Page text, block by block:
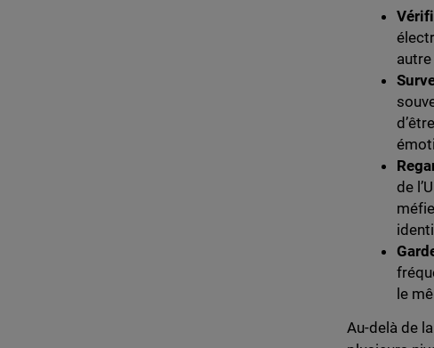
de
le
Au-delà de